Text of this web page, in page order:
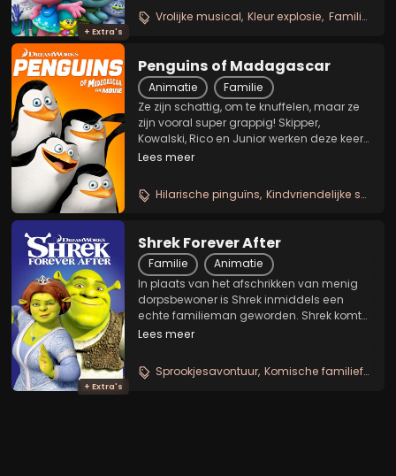
+ Extra's
handen van de duistere Bergens en hun
leider, Koning...
Vrolijke musical Kleur explosie Familie avontuur
Penguins of Madagascar
Animatie
Familie
Ze zijn schattig, om te knuffelen, maar ze
zijn vooral super grappig! Skipper,
Kowalski, Rico en Junior werken deze keer
samen met een super geheime
hebben ze slechts één missie: de wereld
redden van Dave's...
Lees meer
Hilarische pinguïns Kindvriendelijke spionage
+ Extra's
Shrek Forever After
Familie
Animatie
In plaats van het afschrikken van menig
dorpsbewoner is Shrek inmiddels een
echte familieman geworden. Shrek komt
in contact met de gladde praatjesmaker
schrik terecht in een alternatieve versie
van zijn...
Lees meer
Sprookjesavontuur Komische familiefilm